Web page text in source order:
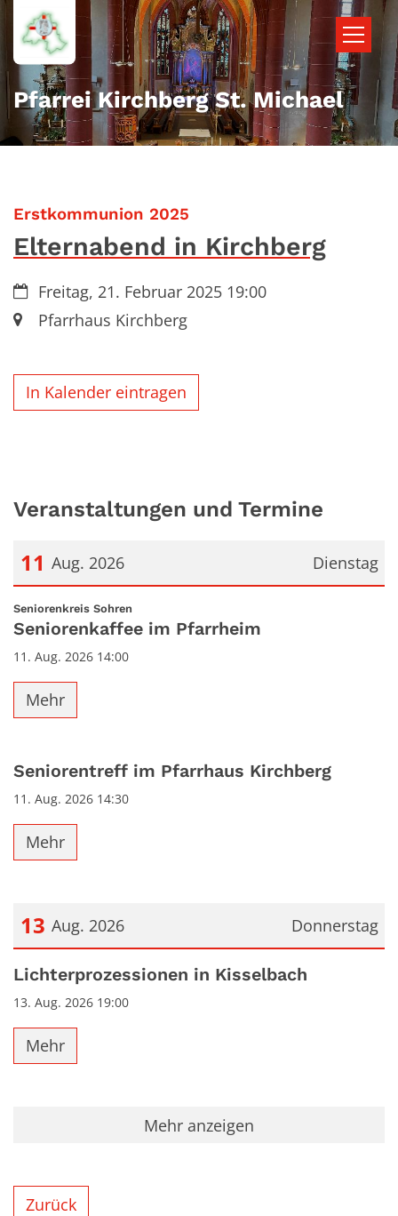
Zum Inhalt springen
Pfarrei Kirchberg St. Michael
Erstkommunion 2025
Elternabend in Kirchberg
Datum:Freitag, 21. Februar 2025 19:00
Ort:Pfarrhaus Kirchberg
In Kalender eintragen
Veranstaltungen und Termine
Dienstag
11 Aug. 2026
Datum: 11. August 2026
Seniorenkreis Sohren
Seniorenkaffee im Pfarrheim
11. Aug. 2026 14:00
Mehr
Seniorentreff im Pfarrhaus Kirchberg
11. Aug. 2026 14:30
Mehr
Donnerstag
13 Aug. 2026
Datum: 13. August 2026
Lichterprozessionen in Kisselbach
13. Aug. 2026 19:00
Mehr
Mehr anzeigen
Zurück